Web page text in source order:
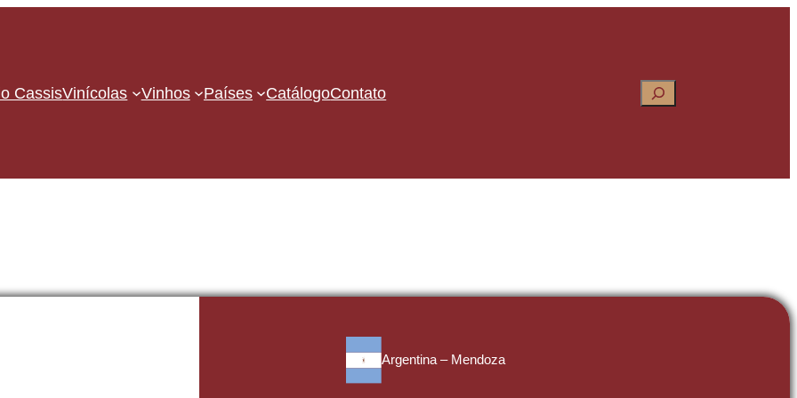
CassisVinícolas Vinhos Países CatálogoContato Pesquisar
Argentina – Mendoza